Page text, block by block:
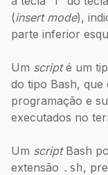
(insert mode),
parte inferior
Um scripté um
do tipo Bash, que
programação e
executados no
Um scriptBash
extensão .sh,